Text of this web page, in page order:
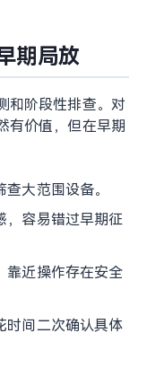
期局放
和阶段性排查。对
有价值，但在早期
大范围设备。
，容易错过早期征
靠近操作存在安全
时间二次确认具体